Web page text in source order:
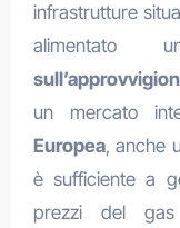
infrastrutture
alimentato
un mercato
Europea, anche
è sufficiente a
prezzi del